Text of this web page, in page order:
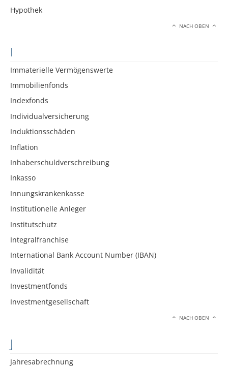
Hypothek
NACH OBEN
I
Immaterielle Vermögenswerte
Immobilienfonds
Indexfonds
Individualversicherung
Induktionsschäden
Inflation
Inhaberschuldverschreibung
Inkasso
Innungskrankenkasse
Institutionelle Anleger
Institutschutz
Integralfranchise
International Bank Account Number (IBAN)
Invalidität
Investmentfonds
Investmentgesellschaft
NACH OBEN
J
Jahresabrechnung